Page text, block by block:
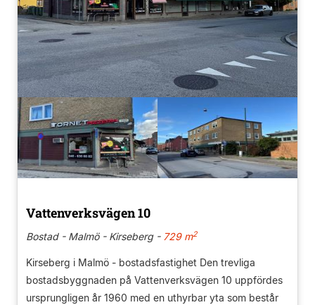
Vattenverksvägen 10
Bostad - Malmö - Kirseberg -729 m2
Kirseberg i Malmö - bostadsfastighet Den trevliga
bostadsbyggnaden på Vattenverksvägen 10 uppfördes
ursprungligen år 1960 med en uthyrbar yta som består